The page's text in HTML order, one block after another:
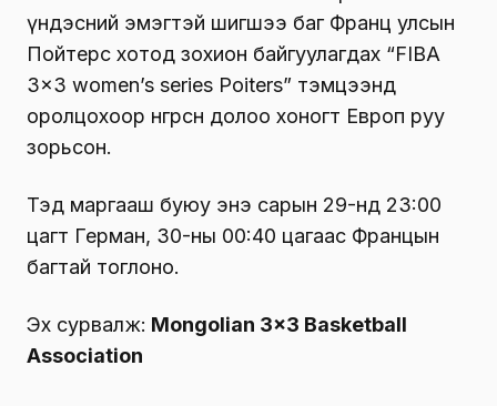
үндэсний эмэгтэй шигшээ баг Франц улсын
Пойтерс хотод зохион байгуулагдах “FIBA
3×3 women’s series Poiters” тэмцээнд
оролцохоор өнгөрсөн долоо хоногт Европ руу
зорьсон.
Тэд маргааш буюу энэ сарын 29-нд 23:00
цагт Герман, 30-ны 00:40 цагаас Францын
багтай тоглоно.
Эх сурвалж: Mongolian 3×3 Basketball
Association